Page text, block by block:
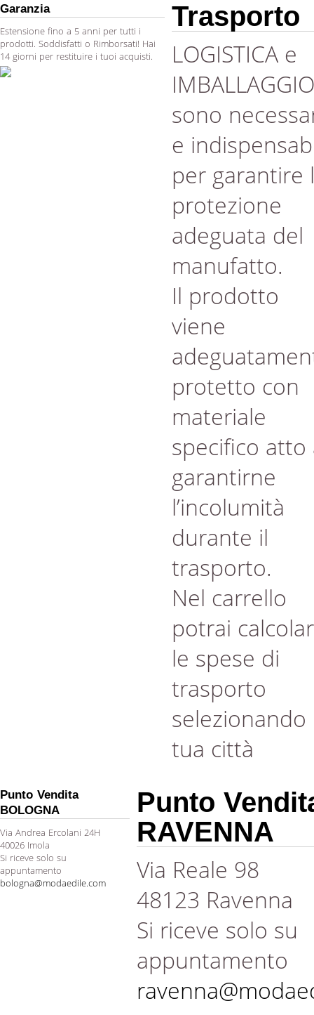
Garanzia
Estensione fino a 5 anni per tutti i
prodotti. Soddisfatti o Rimborsati! Hai
14 giorni per restituire i tuoi acquisti.
Trasporto
LOGISTICA e
IMBALLAGGIO
sono
e
per garantire
protezione
adeguata del
manufatto.
Il prodotto
viene
protetto con
materiale
specifico atto
garantirne
l’incolumità
durante il
trasporto.
Nel carrello
potrai
le spese di
trasporto
selezionando
tua città
Punto Vendita
BOLOGNA
Via Andrea Ercolani 24H
40026 Imola
Si riceve solo su
appuntamento
bologna@modaedile.com
Punto
RAVENNA
Via Reale 98
48123 Ravenna
Si riceve solo su
appuntamento